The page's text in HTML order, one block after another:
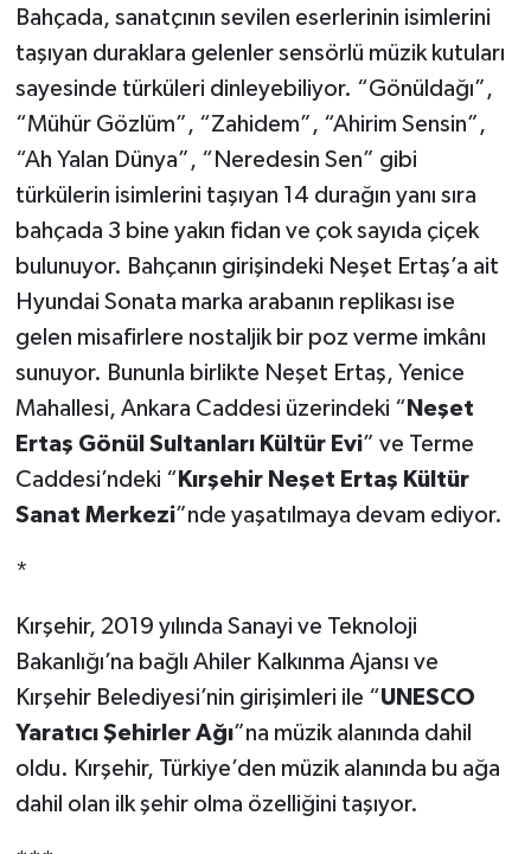
Bahçada, sanatçının sevilen eserlerinin isimlerini
taşıyan duraklara gelenler sensörlü müzik kutuları
sayesinde türküleri dinleyebiliyor. “Gönüldağı”,
“Mühür Gözlüm”, “Zahidem”, “Ahirim Sensin”,
“Ah Yalan Dünya”, “Neredesin Sen” gibi
türkülerin isimlerini taşıyan 14 durağın yanı sıra
bahçada 3 bine yakın fidan ve çok sayıda çiçek
bulunuyor. Bahçanın girişindeki Neşet Ertaş’a ait
Hyundai Sonata marka arabanın replikası ise
gelen misafirlere nostaljik bir poz verme imkânı
sunuyor. Bununla birlikte Neşet Ertaş, Yenice
Mahallesi, Ankara Caddesi üzerindeki “ Neşet
Ertaş Gönül Sultanları Kültür Evi” ve Terme
Caddesi’ndeki “ Kırşehir Neşet Ertaş Kültür
Sanat Merkezi”nde yaşatılmaya devam ediyor.
*
Kırşehir, 2019 yılında Sanayi ve Teknoloji
Bakanlığı’na bağlı Ahiler Kalkınma Ajansı ve
Kırşehir Belediyesi’nin girişimleri ile “UNESCO
Yaratıcı Şehirler Ağı”na müzik alanında dahil
oldu. Kırşehir, Türkiye’den müzik alanında bu ağa
dahil olan ilk şehir olma özelliğini taşıyor.